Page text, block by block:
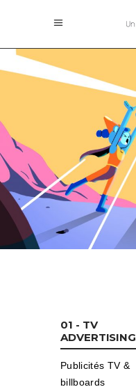
01 - TV
ADVERTISING
Publicités TV &
billboards